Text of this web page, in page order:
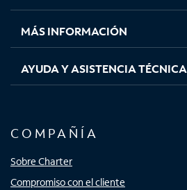
nuevanuevanuevanueva
MÁS INFORMACIÓN
AYUDA Y ASISTENCIA TÉCNICA
COMPAÑÍA
Sobre Charter
Compromiso con el cliente